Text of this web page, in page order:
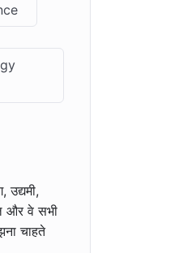
उद्यमी,
और वे सभी
चाहते